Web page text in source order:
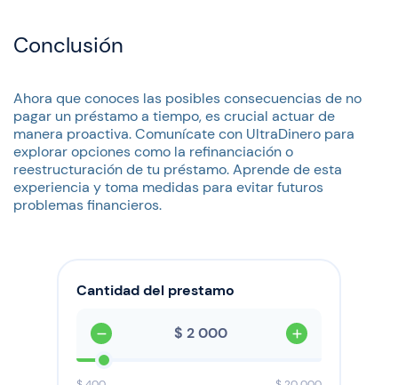
Conclusión
Ahora que conoces las posibles consecuencias de no
pagar un préstamo a tiempo, es crucial actuar de
manera proactiva. Comunícate con UltraDinero para
explorar opciones como la refinanciación o
reestructuración de tu préstamo. Aprende de esta
experiencia y toma medidas para evitar futuros
problemas financieros.
Cantidad del prestamo
$